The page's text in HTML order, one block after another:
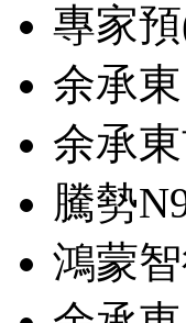
專家
余承
余承
騰勢
鴻蒙